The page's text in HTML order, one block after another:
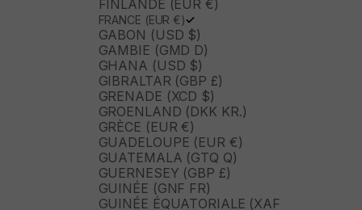
FINLANDE (EUR €)
FRANCE (EUR €)
GABON (USD $)
GAMBIE (GMD D)
GHANA (USD $)
GIBRALTAR (GBP £)
GRENADE (XCD $)
GROENLAND (DKK KR.)
GRÈCE (EUR €)
GUADELOUPE (EUR €)
GUATEMALA (GTQ Q)
GUERNESEY (GBP £)
GUINÉE (GNF FR)
GUINÉE ÉQUATORIALE (XAF